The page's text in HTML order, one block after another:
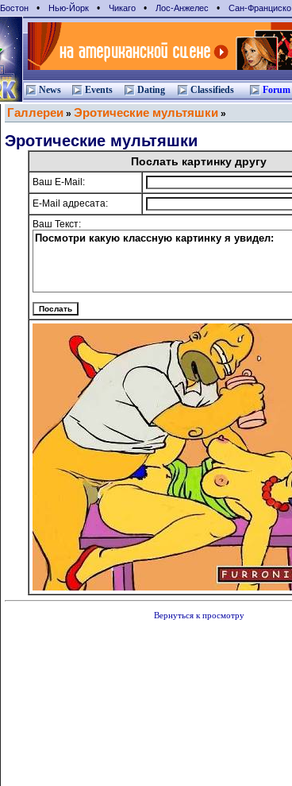
Бостон • Нью-Йорк • Чикаго • Лос-Анжелес • Сан-Франциcко
News Events Dating Classifieds Forum
Галлереи » Эротические мультяшки »
Эротические мультяшки
Послать картинку другу
Ваш E-Mail:
E-Mail адресата:
Ваш Текст:
Вернуться к просмотру